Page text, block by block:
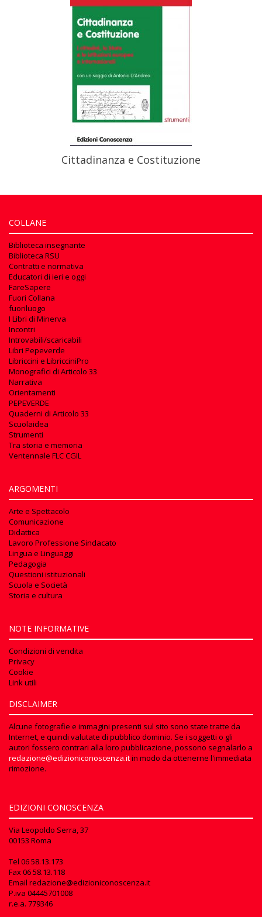
Cittadinanza e Costituzione
COLLANE
Biblioteca insegnante
Biblioteca RSU
Contratti e normativa
Educatori di ieri e oggi
FareSapere
Fuori Collana
fuoriluogo
I Libri di Minerva
Incontri
Introvabili/scaricabili
Libri Pepeverde
Libriccini e LibricciniPro
Monografici di Articolo 33
Narrativa
Orientamenti
PEPEVERDE
Quaderni di Articolo 33
Scuolaidea
Strumenti
Tra storia e memoria
Ventennale FLC CGIL
ARGOMENTI
Arte e Spettacolo
Comunicazione
Didattica
Lavoro Professione Sindacato
Lingua e Linguaggi
Pedagogia
Questioni istituzionali
Scuola e Società
Storia e cultura
NOTE INFORMATIVE
Condizioni di vendita
Privacy
Cookie
Link utili
DISCLAIMER
Alcune fotografie e immagini presenti sul sito sono state tratte da
Internet, e quindi valutate di pubblico dominio. Se i soggetti o gli
autori fossero contrari alla loro pubblicazione, possono segnalarlo a
redazione@edizioniconoscenza.itin modo da ottenerne l'immediata
rimozione.
EDIZIONI CONOSCENZA
Via Leopoldo Serra, 37
00153 Roma
Tel 06 58.13.173
Fax06 58.13.118
Email redazione@edizioniconoscenza.it
P.iva 04445701008
r.e.a. 779346